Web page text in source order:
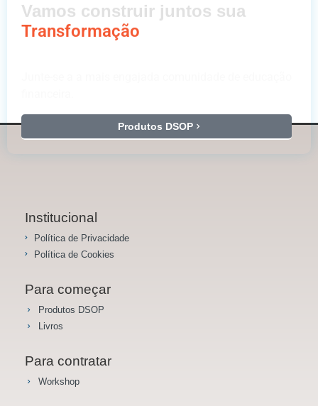
Vamos construir juntos sua
Transformação
Produtos DSOP
Institucional
Política de Privacidade
Política de Cookies
Para começar
Produtos DSOP
Livros
Para contratar
Workshop